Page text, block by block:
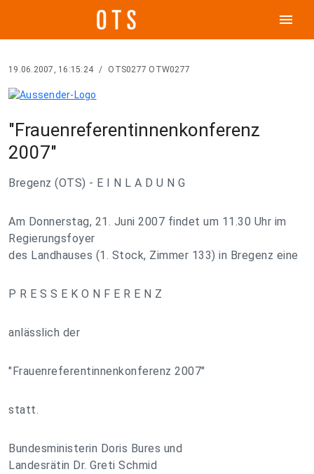
menu
19.06.2007, 16:15:24 / OTS0277 OTW0277
"Frauenreferentinnenkonferenz
2007"
Bregenz (OTS) - E I N L A D U N G
Am Donnerstag, 21. Juni 2007 findet um 11.30 Uhr im
Regierungsfoyer
des Landhauses (1. Stock, Zimmer 133) in Bregenz eine
P R E S S E K O N F E R E N Z
anlässlich der
"Frauenreferentinnenkonferenz 2007"
statt.
Bundesministerin Doris Bures und
Landesrätin Dr. Greti Schmid